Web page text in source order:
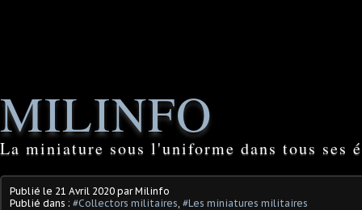
MILINFO
La miniature sous l'uniforme dans tous ses
Publié le 21 Avril 2020 par Milinfo
Publié dans : #Collectors militaires, #Les miniatures militaires